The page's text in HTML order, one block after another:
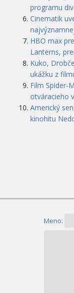
programu
Cinematik
HBO max
Lanterns,
Kuko,
ukážku z
Film Spider-
otváracieho
Americký
kinohitu
Meno: